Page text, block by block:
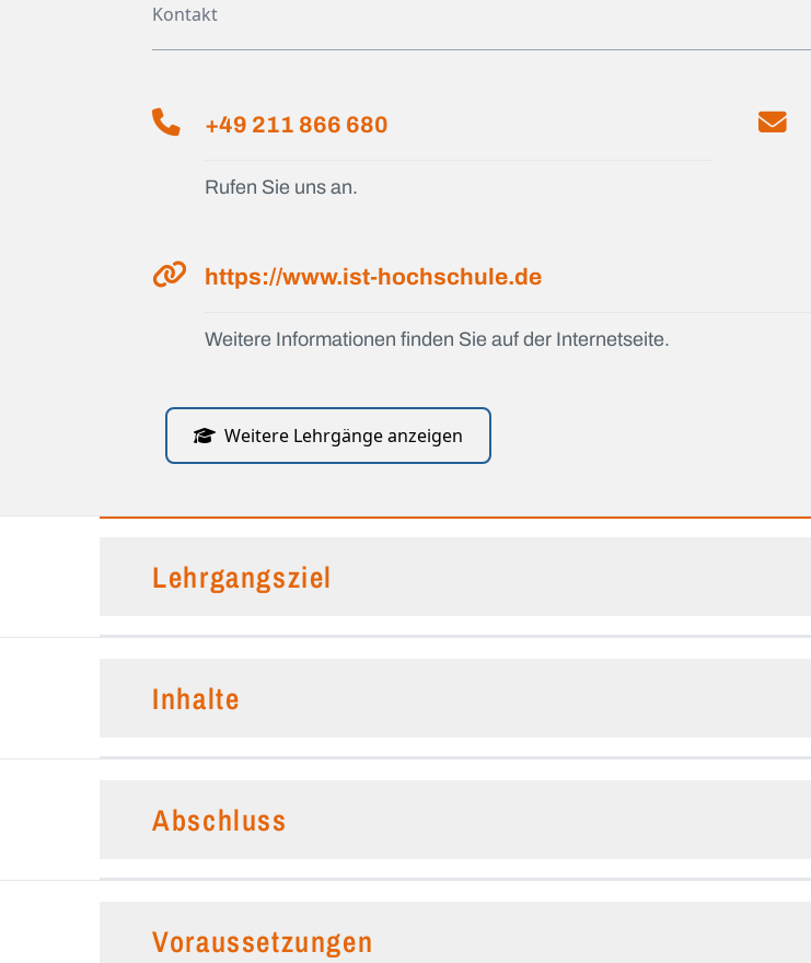
Kontakt
+49 211 866 680
Rufen Sie uns an.
https://www.ist-hochschule.de
Weitere Informationen finden Sie auf der Internetseite.
Weitere Lehrgänge anzeigen
Lehrgangsziel
Inhalte
Abschluss
Voraussetzungen